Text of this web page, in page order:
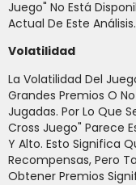
Juego" No Está
Actual De Este Análisis.
Volatilidad
La Volatilidad Del
Grandes Premios O
Jugadas. Por Lo Que
Cross Juego" Parece
Y Alto. Esto Significa
Recompensas, Pero
Obtener Premios